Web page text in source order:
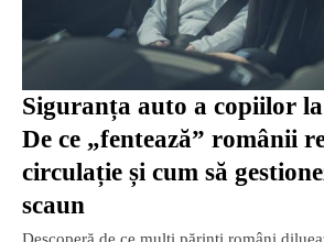
Siguranța auto a copiilor
De ce „fentează” românii
circulație și cum să
scaun